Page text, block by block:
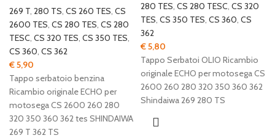
269 T, 280 TS, CS 260 TES, CS
2600 TES, CS 280 TES, CS 280
TESC, CS 320 TES, CS 350 TES,
CS 360, CS 362
€5,90
Tappo serbatoio benzina
Ricambio originale ECHO per
motosega CS 2600 260 280
320 350 360 362 tes SHINDAIWA
269 T 362 TS
280 TES, CS 280 TESC, CS 320
TES, CS 350 TES, CS 360, CS
362
€5,80
Tappo Serbatoi OLIO Ricambio
originale ECHO per motosega CS
2600 260 280 320 350 360 362
Shindaiwa 269 280 TS